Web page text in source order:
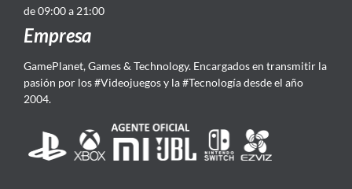
de 09:00 a 21:00
Empresa
GamePlanet, Games & Technology. Encargados en transmitir la
pasión por los #Videojuegos y la #Tecnología desde el año
2004.